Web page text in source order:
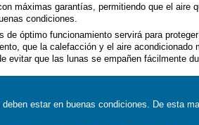
máximas garantías, permitiendo que el aire
condiciones.
de óptimo funcionamiento servirá para
que la calefacción y el aire acondicionado
evitar que las lunas se empañen fácilmente
estar en buenas condiciones. De esta